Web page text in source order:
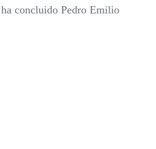
concluido Pedro Emilio